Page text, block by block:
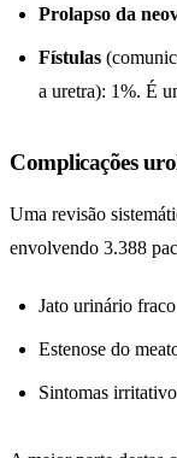
Prolapso da
Fístulas
a uretra): 1%. É
Complicações
Uma revisão
envolvendo 3.388
Jato urinário
Estenose do
Sintomas